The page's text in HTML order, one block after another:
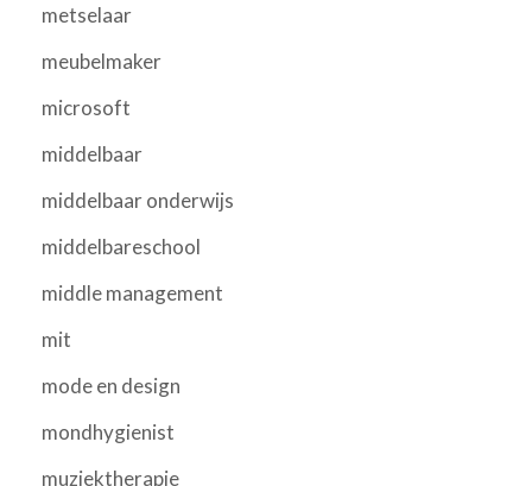
metselaar
meubelmaker
microsoft
middelbaar
middelbaar onderwijs
middelbareschool
middle management
mit
mode en design
mondhygienist
muziektherapie